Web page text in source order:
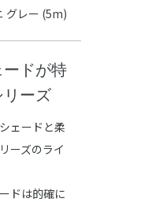
グレー (5m)
ドが特
リーズ
ェードと柔
ーズのライ
ドは的確に